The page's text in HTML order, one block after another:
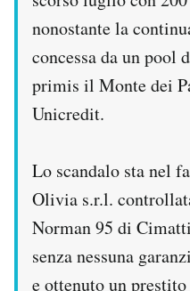
nonostante la
concessa da un pool
primis il Monte dei
Unicredit.
Lo scandalo sta nel
Olivia s.r.l.
Norman 95 di
senza nessuna
e ottenuto un